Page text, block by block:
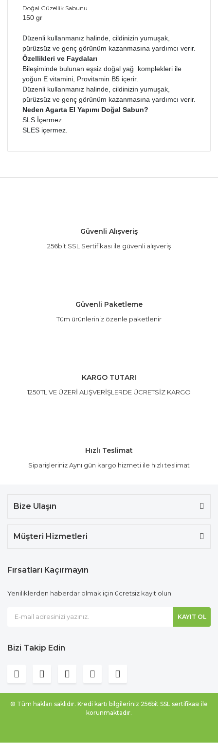
Doğal Güzellik Sabunu
150 gr
Düzenli kullanmanız halinde, cildinizin yumuşak,
pürüzsüz ve genç görünüm kazanmasına yardımcı verir.
Özellikleri ve Faydaları
Bileşiminde bulunan eşsiz doğal yağ komplekleri ile
yoğun E vitamini, Provitamin B5 içerir.
Düzenli kullanmanız halinde, cildinizin yumuşak,
pürüzsüz ve genç görünüm kazanmasına yardımcı verir.
Neden Agarta El Yapımı Doğal Sabun?
SLS İçermez.
SLES içermez.
ve diğer konularda yetersiz gördüğünüz noktaları
Ürün açıklamasında eksik bilgiler bulunuyor.
Ürün bilgilerinde hatalar bulunuyor.
Güvenli Alışveriş
256bit SSL Sertifikası ile güvenli alışveriş
Güvenli Paketleme
Tüm ürünleriniz özenle paketlenir
KARGO TUTARI
1250TL VE ÜZERİ ALIŞVERİŞLERDE ÜCRETSİZ KARGO
Hızlı Teslimat
Siparişleriniz Aynı gün kargo hizmeti ile hızlı teslimat
Bize Ulaşın
Müşteri Hizmetleri
Fırsatları Kaçırmayın
Yeniliklerden haberdar olmak için ücretsiz kayıt olun.
KAYIT OL
Bizi Takip Edin
© Tüm hakları saklıdır. Kredi kartı bilgileriniz 256bit SSL sertifikası ile
korunmaktadır.